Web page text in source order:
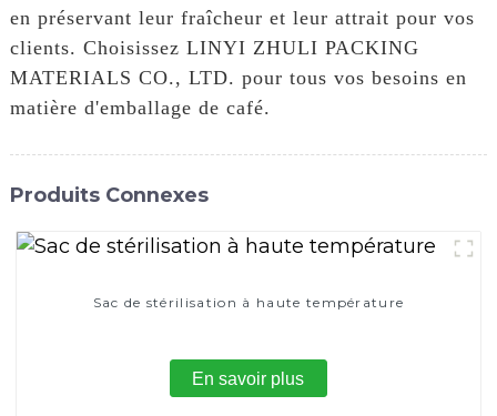
en préservant leur fraîcheur et leur attrait pour vos
clients. Choisissez LINYI ZHULI PACKING
MATERIALS CO., LTD. pour tous vos besoins en
matière d'emballage de café.
Produits Connexes
Sac de stérilisation à haute température
En savoir plus